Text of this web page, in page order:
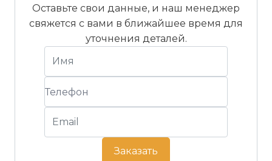
Оставьте свои данные, и наш менеджер
свяжется с вами в ближайшее время для
уточнения деталей.
Заказать